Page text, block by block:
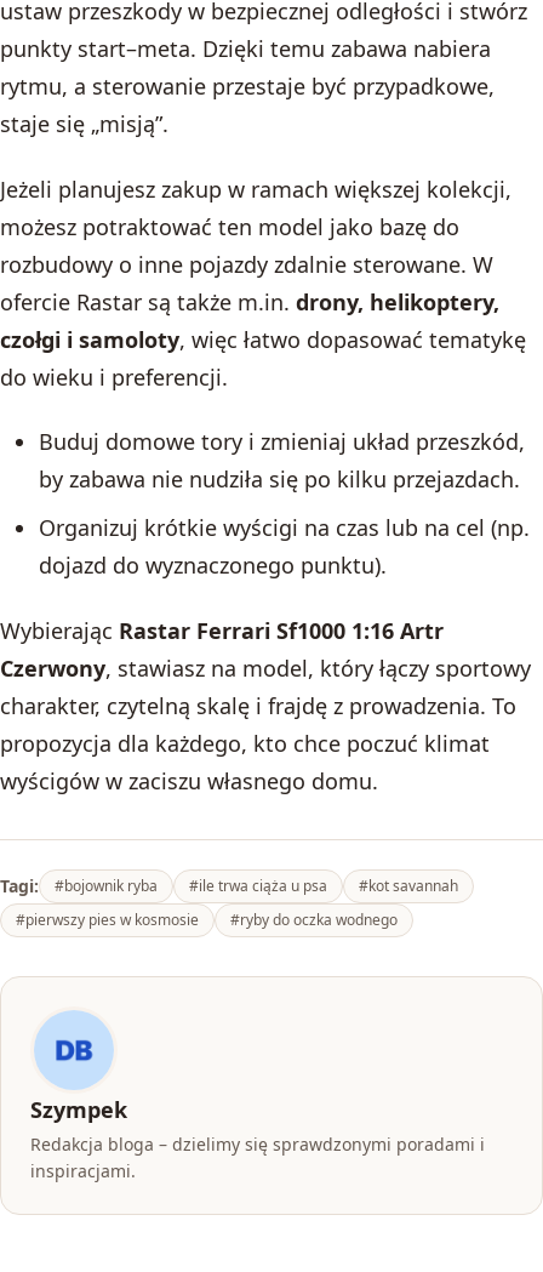
ustaw przeszkody w bezpiecznej odległości i stwórz
punkty start–meta. Dzięki temu zabawa nabiera
rytmu, a sterowanie przestaje być przypadkowe,
staje się „misją”.
Jeżeli planujesz zakup w ramach większej kolekcji,
możesz potraktować ten model jako bazę do
rozbudowy o inne pojazdy zdalnie sterowane. W
ofercie Rastar są także m.in. drony, helikoptery,
czołgi i samoloty, więc łatwo dopasować tematykę
do wieku i preferencji.
Buduj domowe tory i zmieniaj układ przeszkód,
by zabawa nie nudziła się po kilku przejazdach.
Organizuj krótkie wyścigi na czas lub na cel (np.
dojazd do wyznaczonego punktu).
Wybierając Rastar Ferrari Sf1000 1:16 Artr
Czerwony, stawiasz na model, który łączy sportowy
charakter, czytelną skalę i frajdę z prowadzenia. To
propozycja dla każdego, kto chce poczuć klimat
wyścigów w zaciszu własnego domu.
Tagi: #bojownik ryba #ile trwa ciąża u psa
#kot savannah
#pierwszy pies w kosmosie
#ryby do oczka wodnego
Szympek
Redakcja bloga – dzielimy się sprawdzonymi poradami i
inspiracjami.